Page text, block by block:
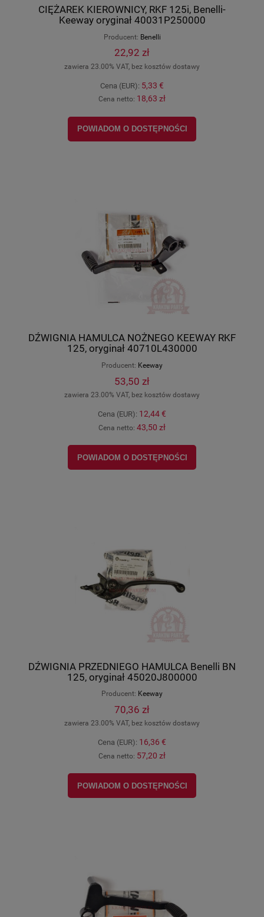
CIĘŻAREK KIEROWNICY, RKF 125i, Benelli-
Keeway oryginał 40031P250000
Producent: Benelli
22,92 zł
zawiera 23.00% VAT, bez kosztów dostawy
Cena (EUR): 5,33 €
Cena netto: 18,63 zł
POWIADOM O DOSTĘPNOŚCI
DŹWIGNIA HAMULCA NOŻNEGO KEEWAY RKF
125, oryginał 40710L430000
Producent: Keeway
53,50 zł
zawiera 23.00% VAT, bez kosztów dostawy
Cena (EUR): 12,44 €
Cena netto: 43,50 zł
POWIADOM O DOSTĘPNOŚCI
DŹWIGNIA PRZEDNIEGO HAMULCA Benelli BN
125, oryginał 45020J800000
Producent: Keeway
70,36 zł
zawiera 23.00% VAT, bez kosztów dostawy
Cena (EUR): 16,36 €
Cena netto: 57,20 zł
POWIADOM O DOSTĘPNOŚCI